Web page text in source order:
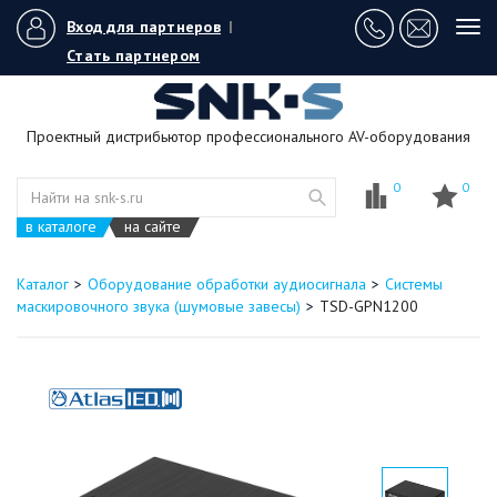
Вход для партнеров |
Стать партнером
Проектный дистрибьютор профессионального AV-оборудования
в каталоге на сайте
0 0
Каталог Оборудование обработки аудиосигнала
Системы
маскировочного звука (шумовые завесы)
TSD-GPN1200